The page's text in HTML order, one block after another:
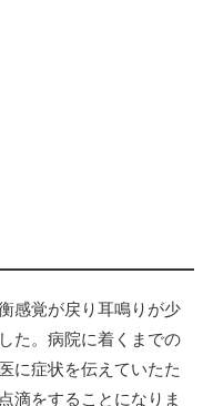
感覚が戻り耳鳴りが少
た。病院に着くまでの
に症状を伝えていたた
滴をすることになりま